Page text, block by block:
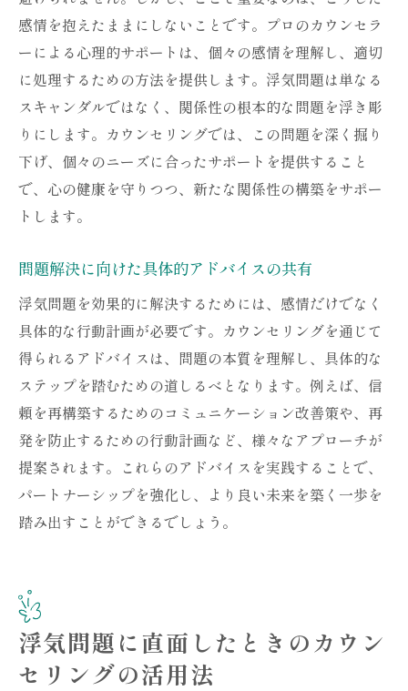
感情を抱えたままにしないことです。プロのカウンセラ
ーによる心理的サポートは、個々の感情を理解し、適切
に処理するための方法を提供します。浮気問題は単なる
スキャンダルではなく、関係性の根本的な問題を浮き彫
りにします。カウンセリングでは、この問題を深く掘り
下げ、個々のニーズに合ったサポートを提供すること
で、心の健康を守りつつ、新たな関係性の構築をサポー
トします。
問題解決に向けた具体的アドバイスの共有
浮気問題を効果的に解決するためには、感情だけでなく
具体的な行動計画が必要です。カウンセリングを通じて
得られるアドバイスは、問題の本質を理解し、具体的な
ステップを踏むための道しるべとなります。例えば、信
頼を再構築するためのコミュニケーション改善策や、再
発を防止するための行動計画など、様々なアプローチが
提案されます。これらのアドバイスを実践することで、
パートナーシップを強化し、より良い未来を築く一歩を
踏み出すことができるでしょう。
浮気問題に直面したときのカウン
セリングの活用法